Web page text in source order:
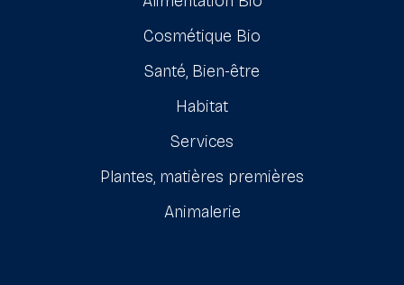
Cosmétique Bio
Santé, Bien-être
Habitat
Services
Plantes, matières premières
Animalerie